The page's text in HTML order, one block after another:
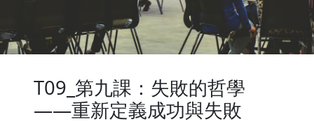
T09_第九課：失敗的哲學
——重新定義成功與失敗